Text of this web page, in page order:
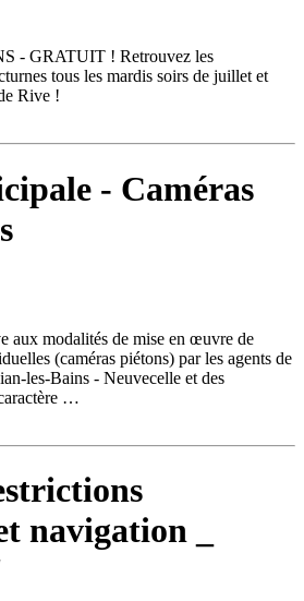
- GRATUIT ! Retrouvez les
tous les mardis soirs de juillet et
Rive !
- Caméras
aux modalités de mise en œuvre de
(caméras piétons) par les agents de
les-Bains - Neuvecelle et des
…
navigation _